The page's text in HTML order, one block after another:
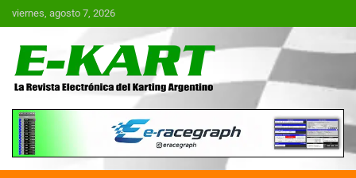
Saltar
al
viernes, agosto 7, 2026
E-Kart.com.ar | La Revista
Electrónica del Karting en